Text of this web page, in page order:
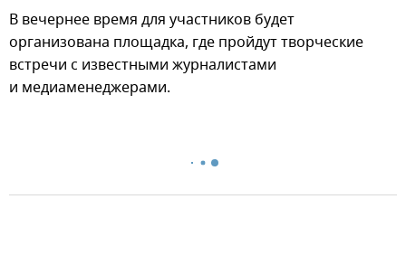
В вечернее время для участников будет
организована площадка, где пройдут творческие
встречи с известными журналистами
и медиаменеджерами.